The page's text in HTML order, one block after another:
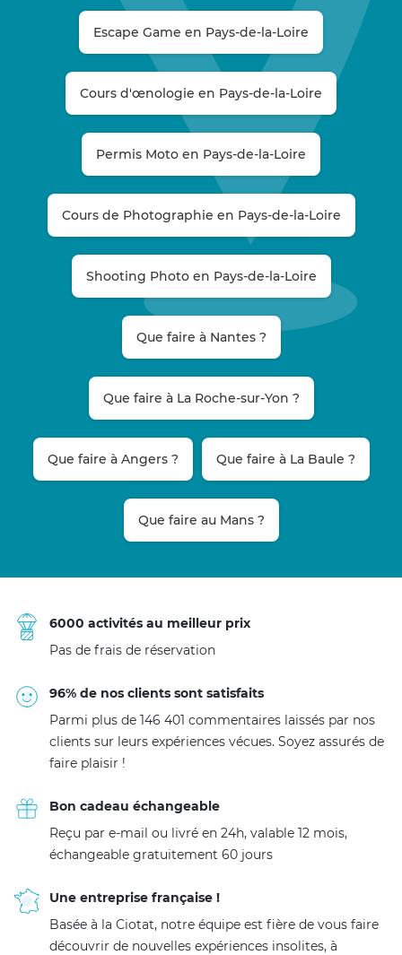
Escape Game en Pays-de-la-Loire
Cours d'œnologie en Pays-de-la-Loire
Permis Moto en Pays-de-la-Loire
Cours de Photographie en Pays-de-la-Loire
Shooting Photo en Pays-de-la-Loire
Que faire à Nantes ?
Que faire à La Roche-sur-Yon ?
Que faire à Angers ? Que faire à La Baule ?
Que faire au Mans ?
6000 activités au meilleur prix
Pas de frais de réservation
96% de nos clients sont satisfaits
Parmi plus de 146 401 commentaires laissés par nos
clients sur leurs expériences vécues. Soyez assurés de
faire plaisir !
Bon cadeau échangeable
Reçu par e-mail ou livré en 24h, valable 12 mois,
échangeable gratuitement 60 jours
Une entreprise française !
Basée à la Ciotat, notre équipe est fière de vous faire
découvrir de nouvelles expériences insolites, à